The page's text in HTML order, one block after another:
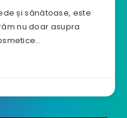
și sănătoase, este
nu doar asupra